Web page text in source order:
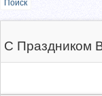
С Праздником